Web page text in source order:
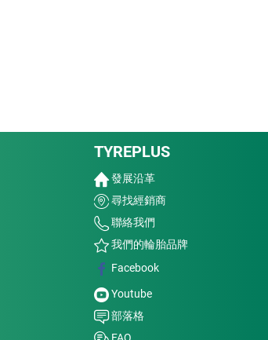
TYREPLUS
發展沿革
尋找經銷商
聯絡我們
我們的輪胎品牌
Facebook
Youtube
部落格